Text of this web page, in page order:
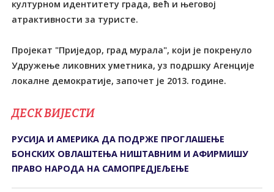
културном идентитету града, већ и његовој
атрактивности за туристе.
Пројекат "Приједор, град мурала", који је покренуло
Удружење ликовних уметника, уз подршку Агенције
локалне демократије, започет је 2013. године.
ДЕСК ВИЈЕСТИ
РУСИЈА И АМЕРИКА ДА ПОДРЖЕ ПРОГЛАШЕЊЕ
БОНСКИХ ОВЛАШТЕЊА НИШТАВНИМ И АФИРМИШУ
ПРАВО НАРОДА НА САМОПРЕДЈЕЉЕЊЕ